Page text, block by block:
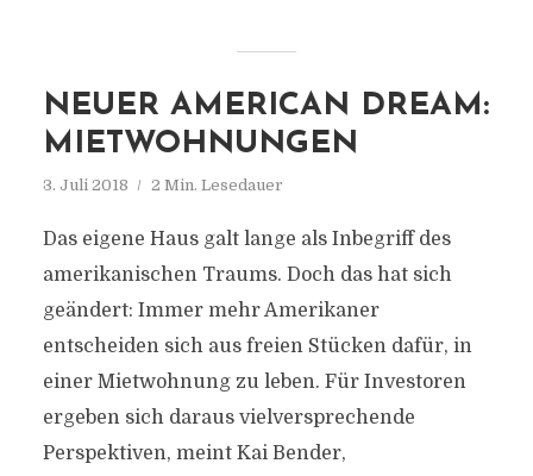
NEUER AMERICAN DREAM:
MIETWOHNUNGEN
3. Juli 2018 2 Min. Lesedauer
Das eigene Haus galt lange als Inbegriff des
amerikanischen Traums. Doch das hat sich
geändert: Immer mehr Amerikaner
entscheiden sich aus freien Stücken dafür, in
einer Mietwohnung zu leben. Für Investoren
ergeben sich daraus vielversprechende
Perspektiven, meint Kai Bender,